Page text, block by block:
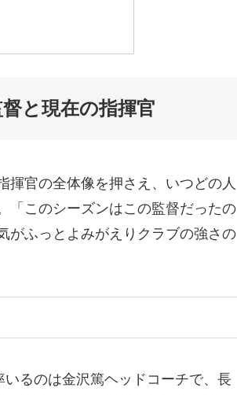
と現在の指揮官
揮官の全体像を押さえ、いつどの人
「このシーズンはこの監督だったの
がふっとよみがえりクラブの強さの
るのは金沢篤ヘッドコーチで、長